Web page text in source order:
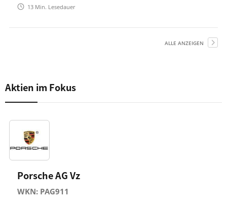
13 Min. Lesedauer
ALLE ANZEIGEN
Aktien im Fokus
Porsche AG Vz
WKN: PAG911